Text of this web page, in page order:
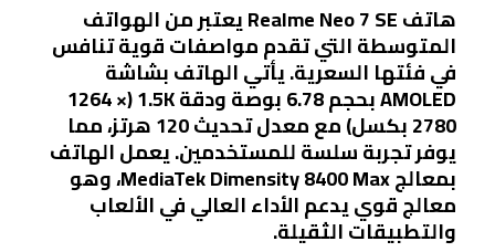
هاتف Realme Neo 7 SE يعتبر من الهواتف
المتوسطة التي تقدم مواصفات قوية تنافس
في فئتها السعرية. يأتي الهاتف بشاشة
AMOLED بحجم 6.78 بوصة ودقة 1.5K (1264 ×
2780 بكسل) مع معدل تحديث 120 هرتز، مما
يوفر تجربة سلسة للمستخدمين. يعمل الهاتف
بمعالج MediaTek Dimensity 8400 Max، وهو
معالج قوي يدعم الأداء العالي في الألعاب
والتطبيقات الثقيلة.